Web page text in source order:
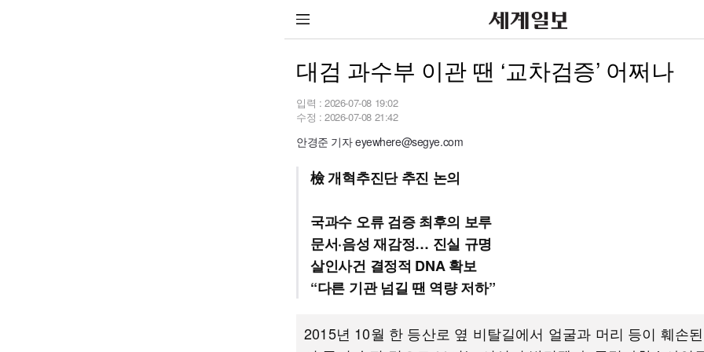
대검 과수부 이관 땐 ‘교차검증’ 어쩌나
입력 : 2026-07-08 19:02
수정 : 2026-07-08 21:42
안경준 기자 eyewhere@segye.com
檢 개혁추진단 추진 논의
국과수 오류 검증 최후의 보루
문서·음성 재감정… 진실 규명
살인사건 결정적 DNA 확보
“다른 기관 넘길 땐 역량 저하”
2015년 10월 한 등산로 옆 비탈길에서 얼굴과 머리 등이 훼손